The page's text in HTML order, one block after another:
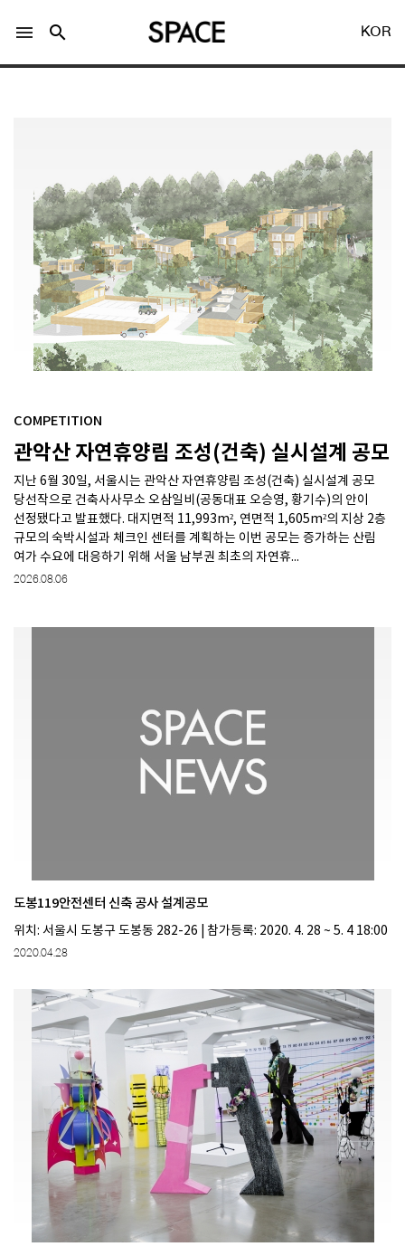
LOGIN 회원가입
Facebook 로그인
Twitter 로그인
Naver 로그인
SPACE 소개
공지사항
기사문의
광고문의
Contact
menu search KOR
COMPETITION
관악산 자연휴양림 조성(건축) 실시설계 공모
지난 6월 30일, 서울시는 관악산 자연휴양림 조성(건축) 실시설계 공모
당선작으로 건축사사무소 오삼일비(공동대표 오승영, 황기수)의 안이
선정됐다고 발표했다. 대지면적 11,993m², 연면적 1,605m²의 지상 2층
규모의 숙박시설과 체크인 센터를 계획하는 이번 공모는 증가하는 산림
여가 수요에 대응하기 위해 서울 남부권 최초의 자연휴...
2026.08.06
도봉119안전센터 신축 공사 설계공모
위치: 서울시 도봉구 도봉동 282-26 | 참가등록: 2020. 4. 28 ~ 5. 4 18:00
2020.04.28